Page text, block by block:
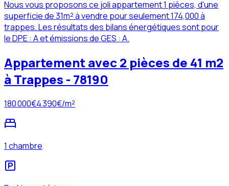
Nous vous proposons ce joli appartement 1 pièces, d'une
superficie de 31m² à vendre pour seulement 174,000 à
trappes. Les résultats des bilans énergétiques sont pour
le DPE : A et émissions de GES : A.
Appartement avec 2 pièces de 41 m2
à Trappes - 78190
180 000€4 390€/m²
1 chambre